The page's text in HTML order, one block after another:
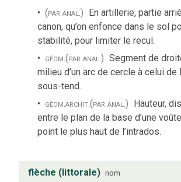
(par anal.) En artillerie, partie
canon, qu’on enfonce dans le sol
stabilité, pour limiter le recul.
géom.(par anal.) Segment de
milieu d’un arc de cercle à celui de
sous-tend.
géom.archit.(par anal.) Hauteur,
entre le plan de la base d’une
point le plus haut de l’intrados.
flèche (littorale) nom